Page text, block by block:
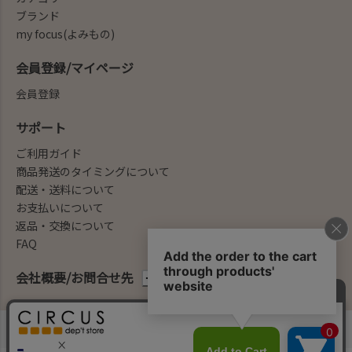
会社概要/お問合せ先
ブランド
my focus(よみもの)
会員登録/マイページ
会員登録
サポート
ご利用ガイド
商品発送のタイミングについて
配送・送料について
お支払いについて
返品・交換について
FAQ
法律に基づく表示 プライバシーポリシー